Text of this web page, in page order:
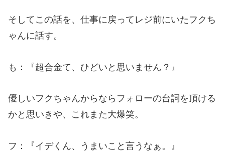
そしてこの話を、仕事に戻ってレジ前にいたフクち
ゃんに話す。
も：『超合金て、ひどいと思いません？』
優しいフクちゃんからならフォローの台詞を頂ける
かと思いきや、これまた大爆笑。
フ：『イデくん、うまいこと言うなぁ。』